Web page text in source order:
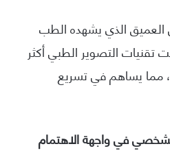
العميق الذي يشهده الطب
التصوير الطبي أكثر
مما يساهم في تسريع
في واجهة الاهتمام